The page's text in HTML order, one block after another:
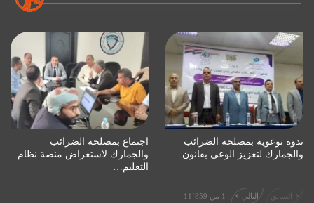
ندوة توعوية بمصلحة الضرائب
والجمارك لتعزيز الوعي بقانون…
اجتماع بمصلحة الضرائب
والجمارك لاستعراض منصة نظام
التعليم…
السابق التالي 1 من 11٬859